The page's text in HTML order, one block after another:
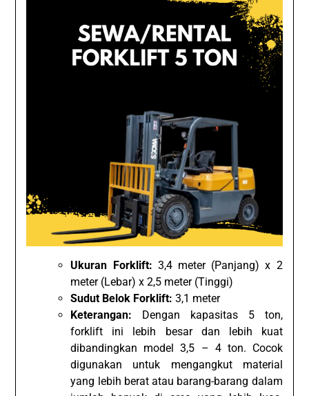
Ukuran Forklift: 3,4 meter (Panjang) x 2
meter (Lebar) x 2,5 meter (Tinggi)
Sudut Belok Forklift: 3,1 meter
Keterangan: Dengan kapasitas 5 ton,
forklift ini lebih besar dan lebih kuat
dibandingkan model 3,5 – 4 ton. Cocok
digunakan untuk mengangkut material
yang lebih berat atau barang-barang dalam